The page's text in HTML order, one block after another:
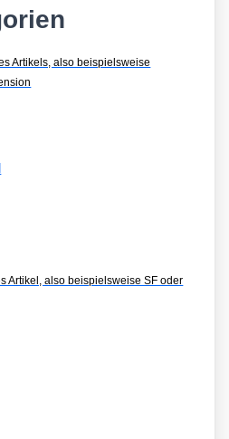
Artikels, also beispielsweise
Artikel, also beispielsweise SF oder